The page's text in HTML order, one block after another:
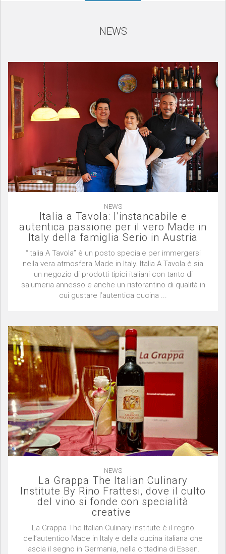
NEWS
NEWS
Italia a Tavola: l’instancabile e
autentica passione per il vero Made in
Italy della famiglia Serio in Austria
“Italia A Tavola” è un posto speciale per immergersi
nella vera atmosfera Made in Italy. Italia A Tavola è sia
un negozio di prodotti tipici italiani con tanto di
salumeria annesso e anche un ristorantino di qualità in
cui gustare l’autentica cucina ...
NEWS
La Grappa The Italian Culinary
Institute By Rino Frattesi, dove il culto
del vino si fonde con specialità
creative
La Grappa The Italian Culinary Institute è il regno
dell’autentico Made in Italy e della cucina italiana che
lascia il segno in Germania, nella cittadina di Essen.